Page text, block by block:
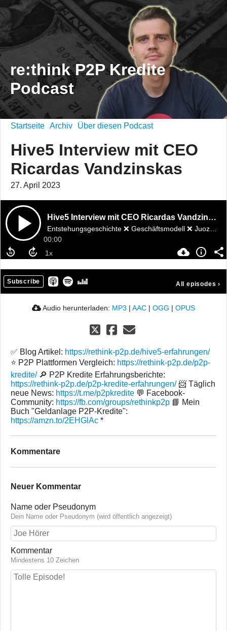
re:think P2P Kredite
Podcast
Startseite Archiv Über diesen Podcast
Hive5 Interview mit CEO
Ricardas Vandzinskas
27. April 2023
Hive5 Interview mit CEO Ricardas Vandzinskas
Entstehungsgeschichte ❌ Geschäftsmodell ❌ Juozas Rupsys ❌ Regulierung
00:00
Subscribe All episodes ›
Audio herunterladen: MP3 | AAC | OGG | OPUS
✅ Blog Artikel: https://rethink-p2p.de/hive5-erfahrungen/
⭐ P2P Plattformen Vergleich: https://rethink-p2p.de/p2p-
kredite/ 🔎 P2P Kredite Erfahrungsberichte:
https://rethink-p2p.de/p2p-kredite-erfahrungen/ 📨 Täglich
neue News: https://t.me/p2pkredite 💬 Facebook-
Community: https://fb.com/groups/rethinkp2p 📘 Mein
Buch "Geldanlage P2P-Kredite":
https://amzn.to/2EHGlAc *
Kommentare
Neuer Kommentar
Name oder Pseudonym
Dein Name oder Pseudonym (wird öffentlich angezeigt)
Kommentar
Mindestens 10 Zeichen